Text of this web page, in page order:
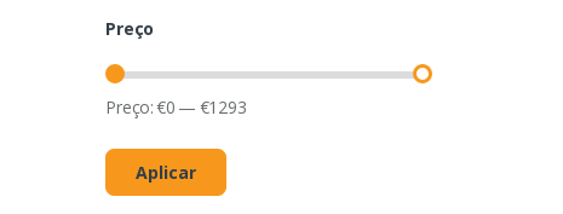
Preço
Preço:€0 — €1293
Aplicar